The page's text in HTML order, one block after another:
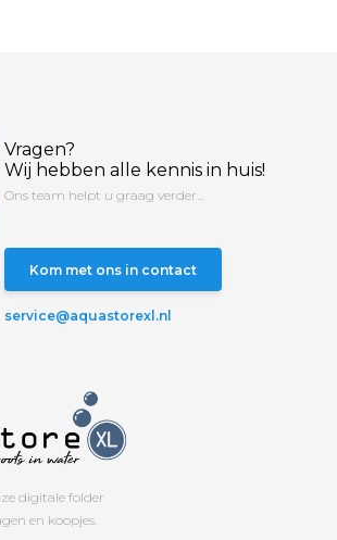
Vragen?
Wij hebben alle kennis in huis!
Ons team helpt u graag verder...
Kom met ons in contact
service@aquastorexl.nl
digitale folder
en koopjes.